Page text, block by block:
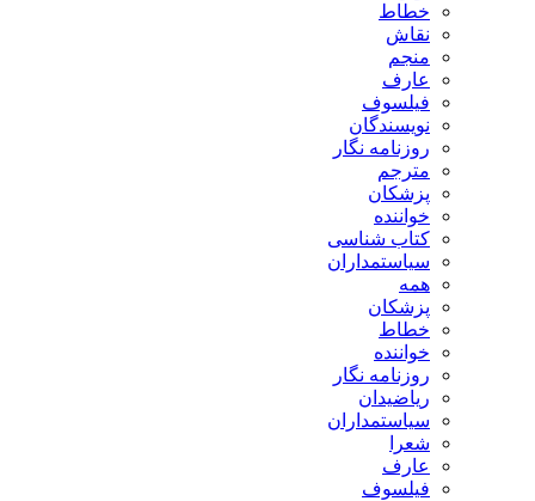
خطاط
نقاش
منجم
عارف
فیلسوف
نویسندگان
روزنامه نگار
مترجم
پزشکان
خواننده
کتاب شناسی
سیاستمداران
همه
پزشکان
خطاط
خواننده
روزنامه نگار
ریاضیدان
سیاستمداران
شعرا
عارف
فیلسوف